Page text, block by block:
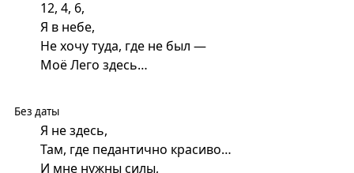
12, 4, 6,
Я в небе,
Не хочу туда, где не был —
Моё Лего здесь…
Без даты
Я не здесь,
Там, где педантично красиво…
И мне нужны силы,